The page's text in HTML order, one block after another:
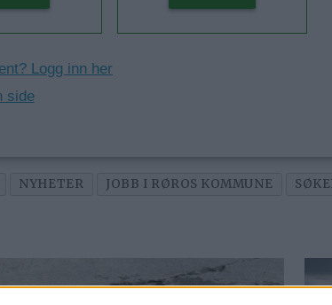
Logg inn her
side
NYHETER JOBB I RØROS KOMMUNE